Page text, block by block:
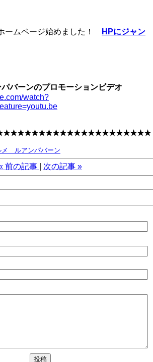
ームページ始めました！
HPにジャン
バーンのプロモーションビデオ
watch?
メ ルアンパバーン
前の記事 次の記事 »